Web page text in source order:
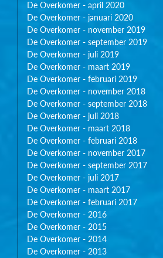
De Overkomer - april 2020
De Overkomer - januari 2020
De Overkomer - november 2019
De Overkomer - september 2019
De Overkomer - juli 2019
De Overkomer - maart 2019
De Overkomer - februari 2019
De Overkomer - november 2018
De Overkomer - september 2018
De Overkomer - juli 2018
De Overkomer - maart 2018
De Overkomer - februari 2018
De Overkomer - november 2017
De Overkomer - september 2017
De Overkomer - juli 2017
De Overkomer - maart 2017
De Overkomer - februari 2017
De Overkomer - 2016
De Overkomer - 2015
De Overkomer - 2014
De Overkomer - 2013